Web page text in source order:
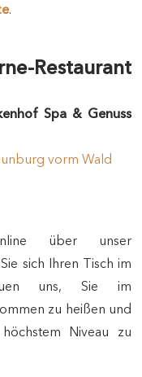
.
Restaurant
Spa & Genuss
vorm Wald
über unser
sich Ihren Tisch im
uns, Sie im
zu heißen und
Niveau zu